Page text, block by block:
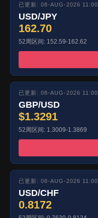
已更新: 08-AUG-2026 11:00
USD/JPY
162.70
52周区间: 152.59-162.62
已更新: 08-AUG-2026 11:00
GBP/USD
$1.3291
52周区间: 1.3009-1.3869
已更新: 08-AUG-2026 11:00
USD/CHF
0.8172